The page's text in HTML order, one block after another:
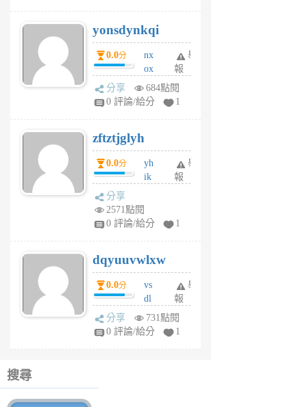
6
個
月
前
yonsdynkqi
0.0分
nx
ox
rh
pe
月
前
舉
報
分享
684點閱
0 評論/給分
1
zftztjglyh
0.0分
yh
ik
tu
6
個
月
前
舉
報
分享
2571點閱
0 評論/給分
1
dqyuuvwlxw
0.0分
vs
dl
sq
fy
舉
報
分享
731點閱
0 評論/給分
1
搜尋